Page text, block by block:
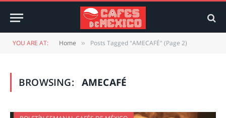
YOU ARE AT: Home » Posts Tagged "AMECAFÉ" (Page 2)
BROWSING: AMECAFÉ